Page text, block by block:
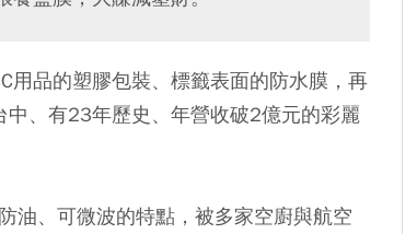
用品的塑膠包裝、標籤表面的防水膜，再
、有23年歷史、年營收破2億元的彩麗
油、可微波的特點，被多家空廚與航空